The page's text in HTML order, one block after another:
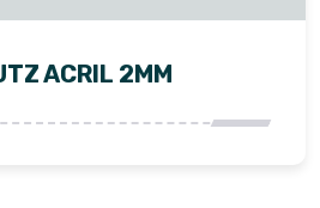
ACRIL 2MM